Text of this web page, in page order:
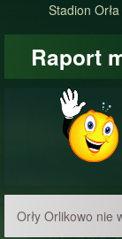
Stadion Orła
Raport
Orły Orlikowo nie